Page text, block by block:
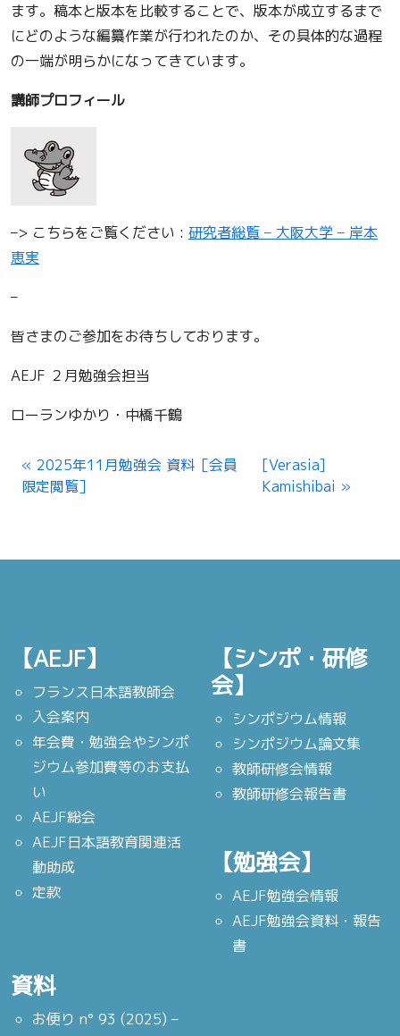
ます。稿本と版本を比較することで、版本が成立するまで
にどのような編纂作業が行われたのか、その具体的な過程
の一端が明らかになってきています。
講師プロフィール
–> こちらをご覧ください : 研究者総覧 – 大阪大学 – 岸本
恵実
–
皆さまのご参加をお待ちしております。
AEJF ２月勉強会担当
ローランゆかり・中橋千鶴
2025年11月勉強会 資料［会員
限定閲覧］
[Verasia]
Kamishibai
【AEJF】
フランス日本語教師会
入会案内
年会費・勉強会やシンポ
ジウム参加費等のお支払
い
AEJF総会
AEJF日本語教育関連活
動助成
定款
【シンポ・研修
会】
シンポジウム情報
シンポジウム論文集
教師研修会情報
教師研修会報告書
【勉強会】
AEJF勉強会情報
AEJF勉強会資料・報告
書
資料
お便り n° 93 (2025) –